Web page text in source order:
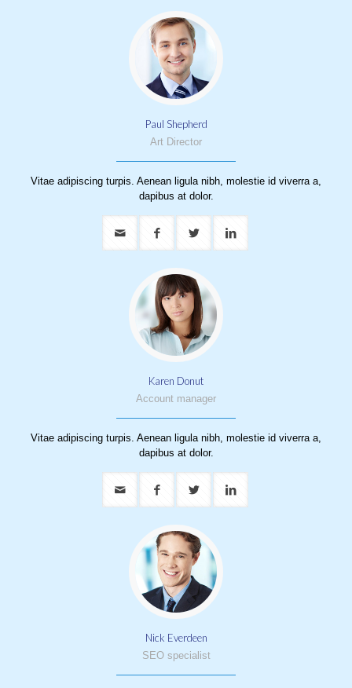
Paul Shepherd
Art Director
Vitae adipiscing turpis. Aenean ligula nibh, molestie id viverra a,
dapibus at dolor.
Karen Donut
Account manager
Vitae adipiscing turpis. Aenean ligula nibh, molestie id viverra a,
dapibus at dolor.
Nick Everdeen
SEO specialist